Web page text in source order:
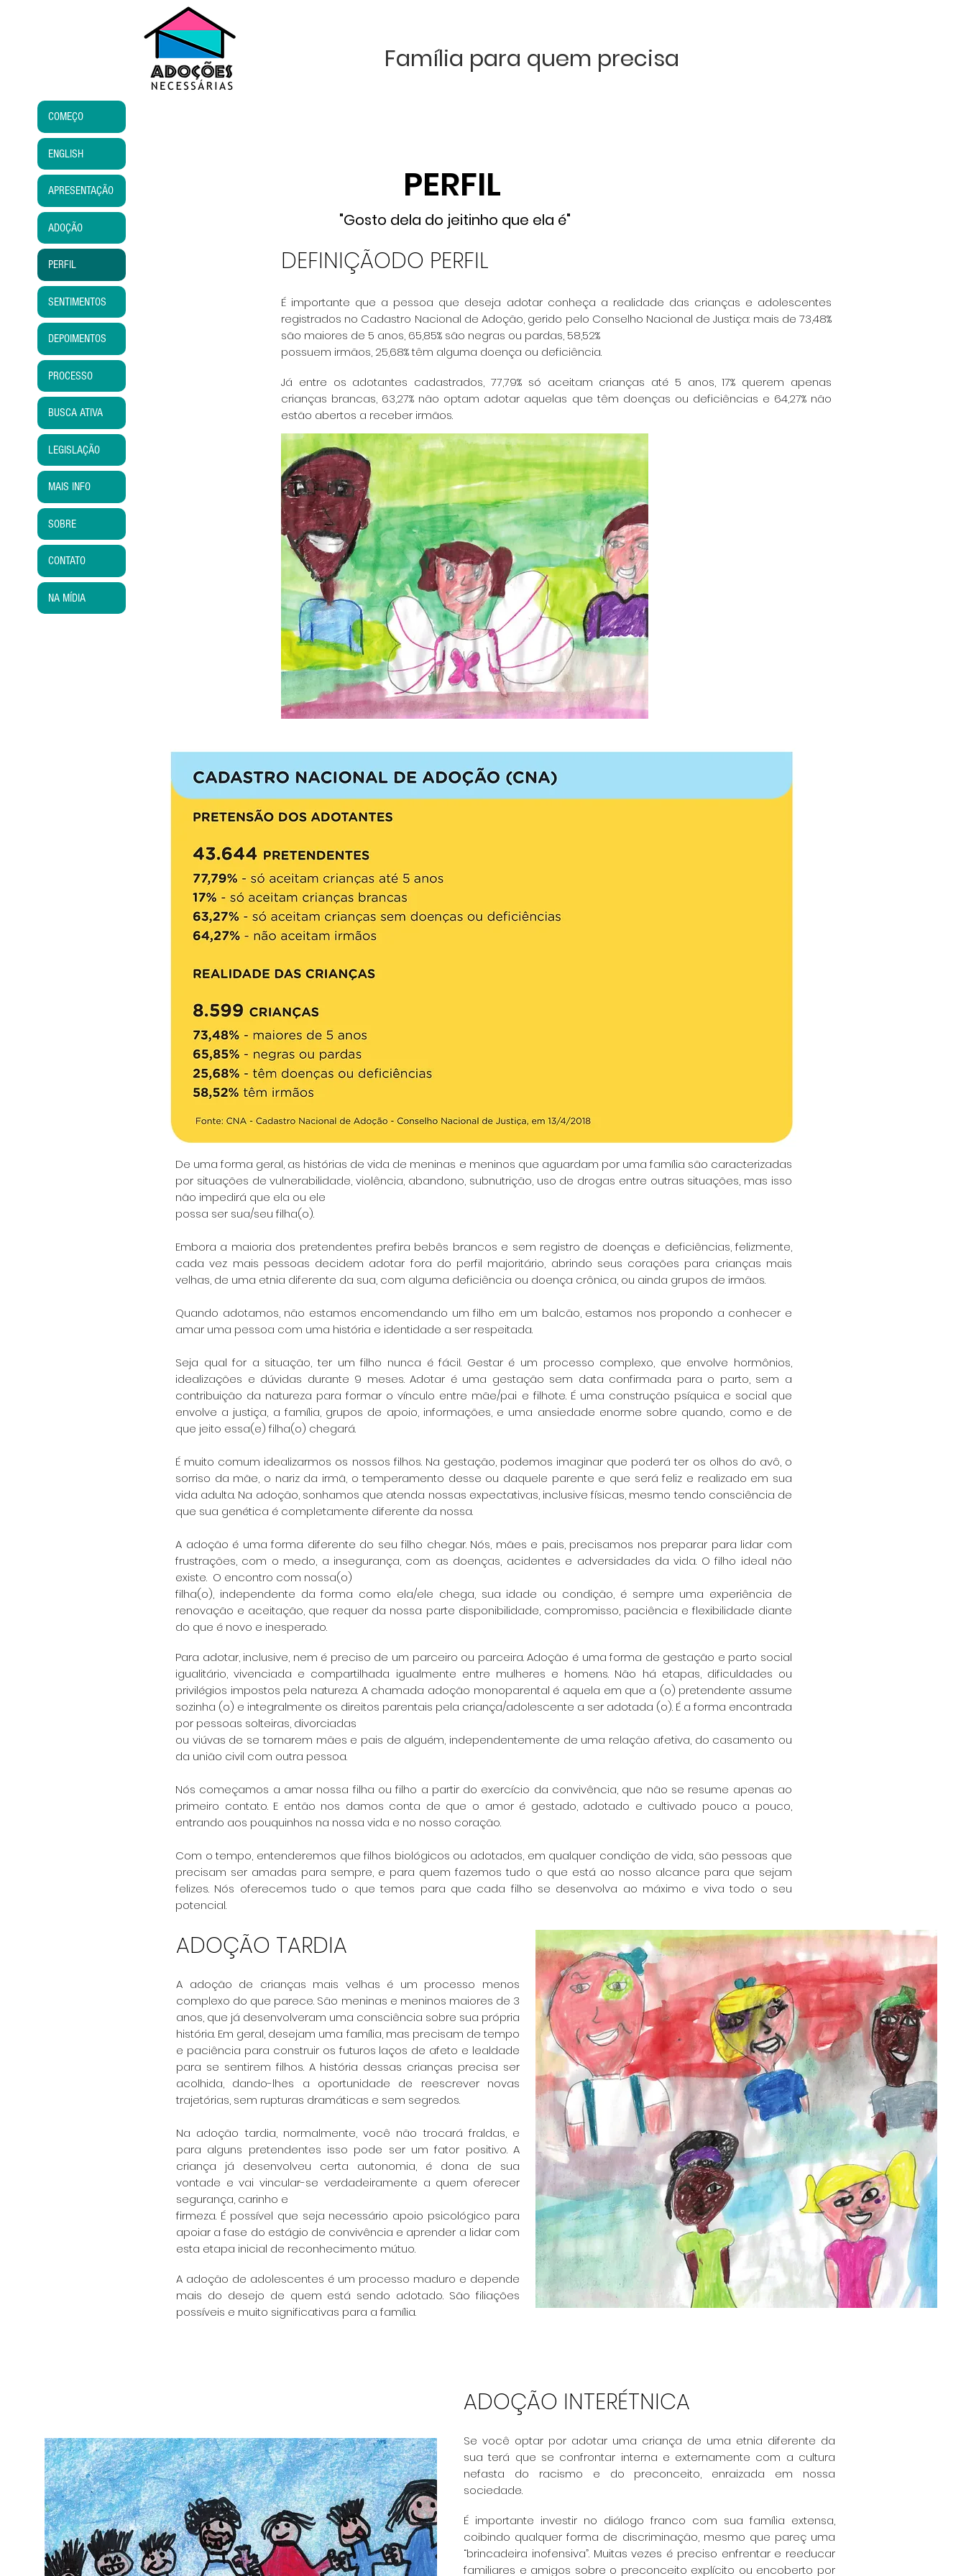
Família para quem precisa
PERFIL
"Gosto dela do jeitinho que ela é"
DEFINIÇÃODO PERFIL
É importante que a pessoa que deseja adotar conheça a realidade das crianças e adolescentes
registrados no Cadastro Nacional de Adoção, gerido pelo Conselho Nacional de Justiça: mais de 73,48%
são maiores de 5 anos, 65,85% são negras ou pardas, 58,52%
possuem irmãos, 25,68% têm alguma doença ou deficiência.
Já entre os adotantes cadastrados, 77,79% só aceitam crianças até 5 anos, 17% querem apenas
crianças brancas, 63,27% não optam adotar aquelas que têm doenças ou deficiências e 64,27% não
estão abertos a receber irmãos.
De uma forma geral, as histórias de vida de meninas e meninos que aguardam por uma família são caracterizadas
por situações de vulnerabilidade, violência, abandono, subnutrição, uso de drogas entre outras situações, mas isso
não impedirá que ela ou ele
possa ser sua/seu filha(o).
Embora a maioria dos pretendentes prefira bebês brancos e sem registro de doenças e deficiências, felizmente,
cada vez mais pessoas decidem adotar fora do perfil majoritário, abrindo seus corações para crianças mais
velhas, de uma etnia diferente da sua, com alguma deficiência ou doença crônica, ou ainda grupos de irmãos.
Quando adotamos, não estamos encomendando um filho em um balcão, estamos nos propondo a conhecer e
amar uma pessoa com uma história e identidade a ser respeitada.
Seja qual for a situação, ter um filho nunca é fácil. Gestar é um processo complexo, que envolve hormônios,
idealizações e dúvidas durante 9 meses. Adotar é uma gestação sem data confirmada para o parto, sem a
contribuição da natureza para formar o vínculo entre mãe/pai e filhote. É uma construção psíquica e social que
envolve a justiça, a família, grupos de apoio, informações, e uma ansiedade enorme sobre quando, como e de
que jeito essa(e) filha(o) chegará.
É muito comum idealizarmos os nossos filhos. Na gestação, podemos imaginar que poderáter os olhos do avô, o
sorriso da mãe, o nariz da irmã, o temperamento desse ou daquele parente e que será feliz e realizado em sua
vida adulta. Na adoção, sonhamos que atenda nossas expectativas, inclusive físicas, mesmo tendo consciência de
que sua genética é completamente diferente da nossa.
A adoção é uma forma diferente do seu filho chegar. Nós, mães e pais, precisamos nos preparar para lidar com
frustrações, com o medo, a insegurança, com as doenças, acidentes e adversidades da vida. O filho ideal não
existe. O encontro com nossa(o)
filha(o), independente da forma como ela/ele chega, sua idade ou condição, é sempre uma experiência de
renovação e aceitação, que requer da nossa parte disponibilidade, compromisso, paciência e flexibilidade diante
do que é novo e inesperado.
Para adotar, inclusive, nem é preciso de um parceiro ou parceira. Adoção é uma forma de gestação e parto social
igualitário, vivenciada e compartilhada igualmente entre mulheres e homens. Não há etapas, dificuldades ou
privilégios impostos pela natureza. A chamada adoção monoparental é aquela em que a (o) pretendente assume
sozinha (o) e integralmente os direitos parentais pela criança/adolescente a ser adotada (o). É a forma encontrada
por pessoas solteiras, divorciadas
ou viúvas de se tornarem mães e pais de alguém, independentemente de uma relação afetiva, do casamento ou
da união civil com outra pessoa.
Nós começamos a amar nossa filha ou filho a partir do exercício da convivência, que não se resume apenas ao
primeiro contato. E então nos damos conta de que o amor é gestado, adotado e cultivado pouco a pouco,
entrando aos pouquinhos na nossa vida e no nosso coração.
Com o tempo, entenderemos que filhos biológicos ou adotados, em qualquer condição de vida, são pessoas que
precisam ser amadas para sempre, e para quem fazemos tudo o que está ao nosso alcance para que sejam
felizes. Nós oferecemos tudo o que temos para que cada filho se desenvolva ao máximo e viva todo o seu
potencial.
ADOÇÃO TARDIA
A adoção de crianças mais velhas é um processo menos
complexo do que parece. São meninas e meninos maiores de 3
anos, que já desenvolveram uma consciência sobre sua própria
história. Em geral, desejam uma família, mas precisam de tempo
e paciência para construir os futuros laços de afeto e lealdade
para se sentirem filhos. A história dessas crianças precisa ser
acolhida, dando-lhes a oportunidade de reescrever novas
trajetórias, sem rupturas dramáticas e sem segredos.
Na adoção tardia, normalmente, você não trocará fraldas, e
para alguns pretendentes isso pode ser um fator positivo. A
criança já desenvolveu certa autonomia, é dona de sua
vontade e vai vincular-se verdadeiramente a quem oferecer
segurança, carinho e
firmeza. É possível que seja necessário apoio psicológico para
apoiar a fase do estágio de convivência e aprender a lidar com
esta etapa inicial de reconhecimento mútuo.
A adoção de adolescentes é um processo maduro e depende
mais do desejo de quem está sendo adotado. São filiações
possíveis e muito significativas para a família.
ADOÇÃO INTERÉTNICA
Se você optar por adotar uma criança de uma etnia diferente da
suaterá que se confrontar interna e externamente com a cultura
nefasta do racismo e do preconceito, enraizada em nossa
sociedade.
É importante investir no diálogo franco com sua família extensa,
coibindo qualquer forma de discriminação, mesmo que pareç uma
“brincadeira inofensiva”. Muitas vezes é preciso enfrentar e reeducar
familiares e amigos sobre o preconceito explícito ou encoberto por
COMEÇO
ENGLISH
APRESENTAÇÃO
ADOÇÃO
PERFIL
SENTIMENTOS
DEPOIMENTOS
PROCESSO
BUSCA ATIVA
LEGISLAÇÃO
MAIS INFO
SOBRE
CONTATO
NA MÍDIA